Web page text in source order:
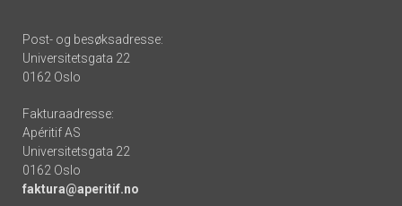
Post- og besøksadresse:
Universitetsgata 22
0162 Oslo
Fakturaadresse:
Apéritif AS
Universitetsgata 22
0162 Oslo
faktura@aperitif.no